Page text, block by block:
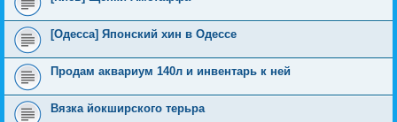
[Одесса] Японский хин в Одессе
Продам аквариум 140л и инвентарь к ней
Вязка йокширского терьра